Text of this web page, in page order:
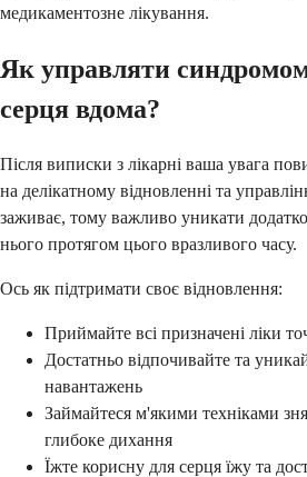
медикаментозне лікування.
Як управляти
серця вдома?
Після виписки з лікарні ваша увага
на делікатному відновленні та
заживає, тому важливо уникати
нього протягом цього вразливого часу.
Ось як підтримати своє відновлення:
Приймайте всі призначені ліки
Достатньо відпочивайте та
навантажень
Займайтеся м'якими техніками
глибоке дихання
Їжте корисну для серця їжу та